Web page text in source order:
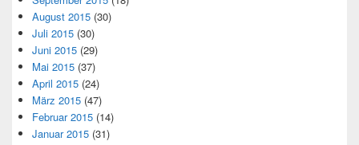
August 2015 (30)
Juli 2015 (30)
Juni 2015 (29)
Mai 2015 (37)
April 2015 (24)
März 2015 (47)
Februar 2015 (14)
Januar 2015 (31)